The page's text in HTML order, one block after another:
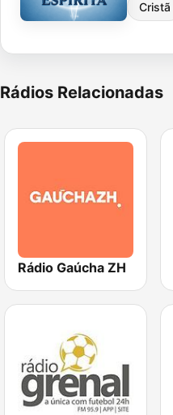
Cristã
Rádios Relacionadas
Rádio Gaúcha ZH